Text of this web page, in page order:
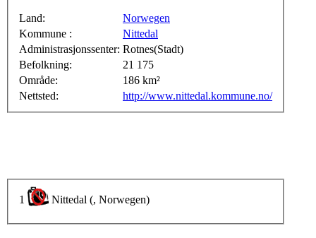
Land:
Norwegen
Kommune :
Nittedal
Administrasjonssenter: Rotnes(Stadt)
Befolkning:
21 175
Område:
186 km²
Nettsted:
http://www.nittedal.kommune.no/
1 Nittedal (, Norwegen)